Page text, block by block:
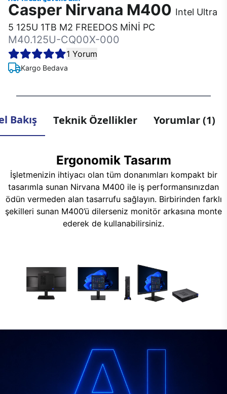
Casper Nirvana M400 Intel Ultra
5 125U 1TB M2 FREEDOS MİNİ PC
M40.125U-CQ00X-000
1 Yorum
Kargo Bedava
Bakış Teknik Özellikler Yorumlar (1)
Ergonomik Tasarım
İşletmenizin ihtiyacı olan tüm donanımları kompakt bir
tasarımla sunan Nirvana M400 ile iş performansınızdan
ödün vermeden alan tasarrufu sağlayın. Birbirinden farklı
şekilleri sunan M400’ü dilerseniz monitör arkasına monte
ederek de kullanabilirsiniz.